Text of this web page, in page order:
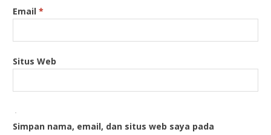
Email*
Situs Web
Simpan nama, email, dan situs web saya pada